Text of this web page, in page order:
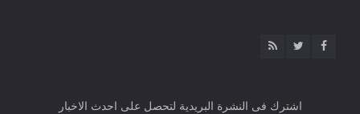
اشترك فى النشرة البريدية لتحصل على احدث الاخبار